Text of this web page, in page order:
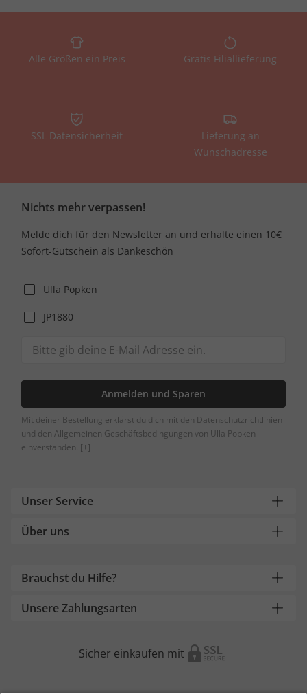
Alle Größen ein Preis Gratis Filiallieferung
SSL Datensicherheit
Lieferung an
Wunschadresse
Nichts mehr verpassen!
Melde dich für den Newsletter an und erhalte einen 10€
Sofort-Gutschein als Dankeschön
Ulla Popken
JP1880
Anmelden und Sparen
Mit deiner Bestellung erklärst du dich mit den Datenschutzrichtlinien
und den Allgemeinen Geschäftsbedingungen von Ulla Popken
einverstanden. [+]
Unser Service
Über uns
Brauchst du Hilfe?
Unsere Zahlungsarten
Sicher einkaufen mit